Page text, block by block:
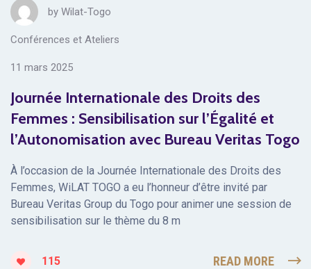
by Wilat-Togo
Conférences et Ateliers
11 mars 2025
Journée Internationale des Droits des
Femmes : Sensibilisation sur l’Égalité et
l’Autonomisation avec Bureau Veritas Togo
À l’occasion de la Journée Internationale des Droits des
Femmes, WiLAT TOGO a eu l’honneur d’être invité par
Bureau Veritas Group du Togo pour animer une session de
sensibilisation sur le thème du 8 m
115 READ MORE